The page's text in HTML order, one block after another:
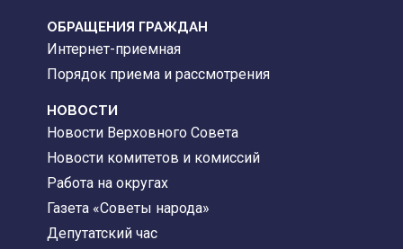
ОБРАЩЕНИЯ ГРАЖДАН
Интернет-приемная
Порядок приема и рассмотрения
НОВОСТИ
Новости Верховного Совета
Новости комитетов и комиссий
Работа на округах
Газета «Советы народа»
Депутатский час